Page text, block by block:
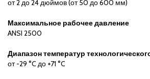
от 2 до 24 дюймов (от 50 до 600 мм)
Максимальное рабочее давление
ANSI 2500
Диапазон температур
от -29 °C до +71 °C